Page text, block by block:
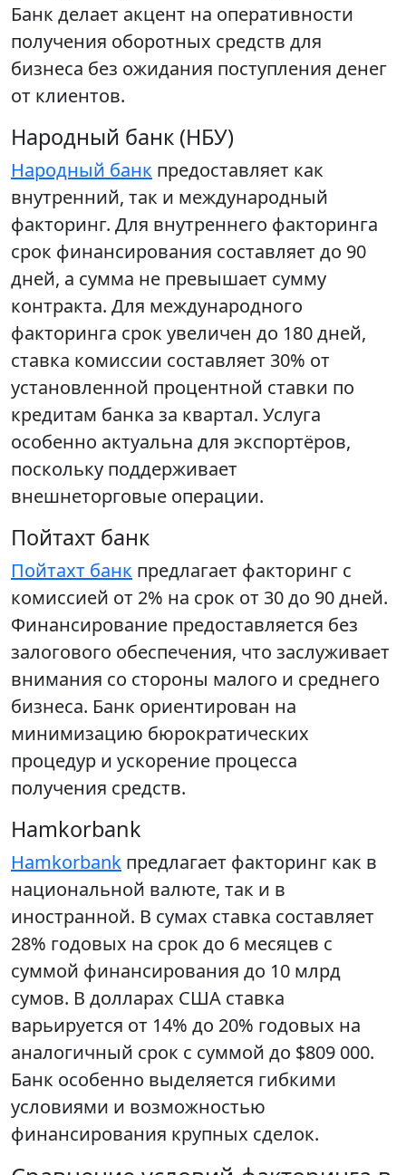
Банк делает акцент на оперативности
получения оборотных средств для
бизнеса без ожидания поступления денег
от клиентов.
Народный банк (НБУ)
Народный банк предоставляет как
внутренний, так и международный
факторинг. Для внутреннего факторинга
срок финансирования составляет до 90
дней, а сумма не превышает сумму
контракта. Для международного
факторинга срок увеличен до 180 дней,
ставка комиссии составляет 30% от
установленной процентной ставки по
кредитам банка за квартал. Услуга
особенно актуальна для экспортёров,
поскольку поддерживает
внешнеторговые операции.
Пойтахт банк
Пойтахт банк предлагает факторинг с
комиссией от 2% на срок от 30 до 90 дней.
Финансирование предоставляется без
залогового обеспечения, что заслуживает
внимания со стороны малого и среднего
бизнеса. Банк ориентирован на
минимизацию бюрократических
процедур и ускорение процесса
получения средств.
Hamkorbank
Hamkorbank предлагает факторинг как в
национальной валюте, так и в
иностранной. В сумах ставка составляет
28% годовых на срок до 6 месяцев с
суммой финансирования до 10 млрд
сумов. В долларах США ставка
варьируется от 14% до 20% годовых на
аналогичный срок с суммой до $809 000.
Банк особенно выделяется гибкими
условиями и возможностью
финансирования крупных сделок.